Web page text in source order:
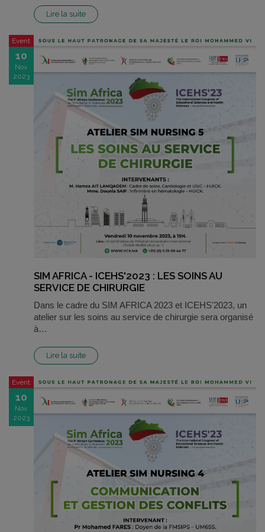
Lire la suite
Event
10
Nov
2023
SIM AFRICA - ICEHS'2023 : LES SOINS AU
SERVICE DE CHIRURGIE
Dans le cadre du SIM AFRICA 2023 et ICEHS'2023, un
atelier sur les soins au service de chirurgie sera organisé
à…
Lire la suite
Event
10
Nov
2023